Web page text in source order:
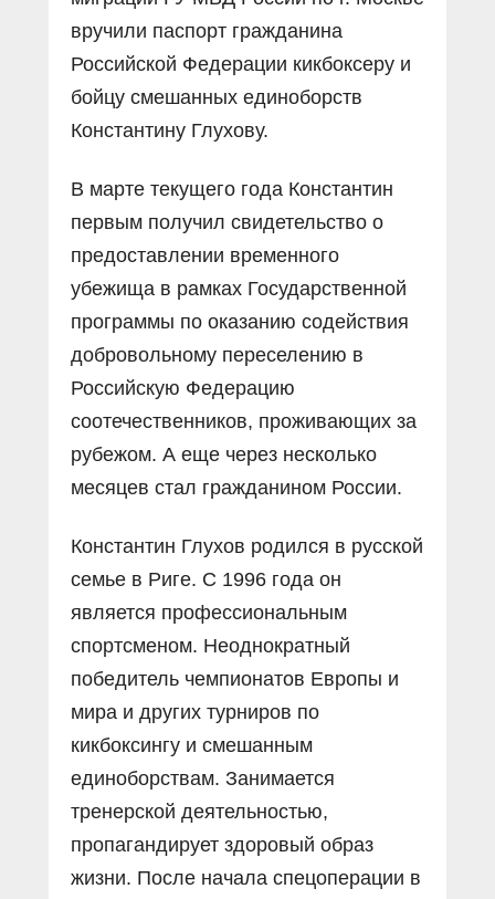
вручили паспорт гражданина
Российской Федерации кикбоксеру и
бойцу смешанных единоборств
Константину Глухову.
В марте текущего года Константин
первым получил свидетельство о
предоставлении временного
убежища в рамках Государственной
программы по оказанию содействия
добровольному переселению в
Российскую Федерацию
соотечественников, проживающих за
рубежом. А еще через несколько
месяцев стал гражданином России.
Константин Глухов родился в русской
семье в Риге. С 1996 года он
является профессиональным
спортсменом. Неоднократный
победитель чемпионатов Европы и
мира и других турниров по
кикбоксингу и смешанным
единоборствам. Занимается
тренерской деятельностью,
пропагандирует здоровый образ
жизни. После начала спецоперации в